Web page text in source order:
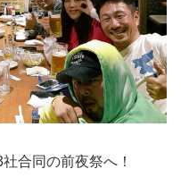
合同の前夜祭へ！